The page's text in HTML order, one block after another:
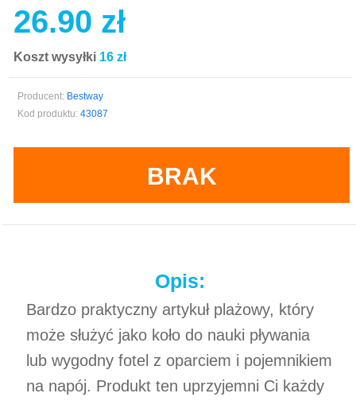
BRAK
26.90 zł
Koszt wysyłki 16 zł
Producent: Bestway
Kod produktu: 43087
Opis:
Bardzo praktyczny artykuł plażowy, który
może służyć jako koło do nauki pływania
lub wygodny fotel z oparciem i pojemnikiem
na napój. Produkt ten uprzyjemni Ci każdy